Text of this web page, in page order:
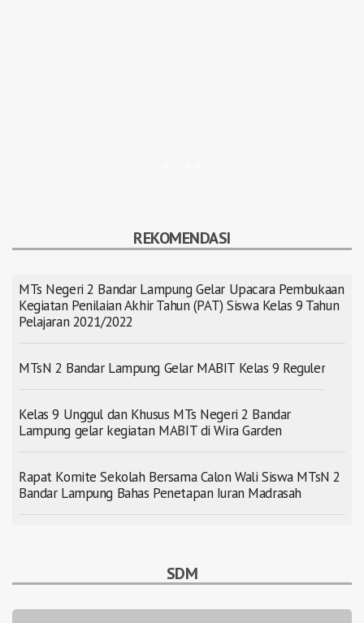
REKOMENDASI
MTs Negeri 2 Bandar Lampung Gelar Upacara Pembukaan
Kegiatan Penilaian Akhir Tahun (PAT) Siswa Kelas 9 Tahun
Pelajaran 2021/2022
MTsN 2 Bandar Lampung Gelar MABIT Kelas 9 Reguler
Kelas 9 Unggul dan Khusus MTs Negeri 2 Bandar
Lampung gelar kegiatan MABIT di Wira Garden
Rapat Komite Sekolah Bersama Calon Wali Siswa MTsN 2
Bandar Lampung Bahas Penetapan Iuran Madrasah
SDM